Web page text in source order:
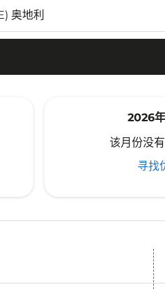
2026
该月份没
寻找
view-offers-disclaimer. 寻找优惠
cmp-view-offers-disclaimer. 寻找
cmp-view-offers-disclaimer.
TSN–VIE: cmp-view-offers-
TSN–VIE: cmp-view-offers-
TSN–VIE: cmp-view-
TSN–VIE: cmp-
TSN–VIE: